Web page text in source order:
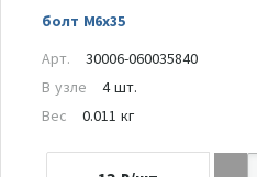
болт M6x35
Арт.
30006-060035840
В узле
4 шт.
Вес
0.011 кг